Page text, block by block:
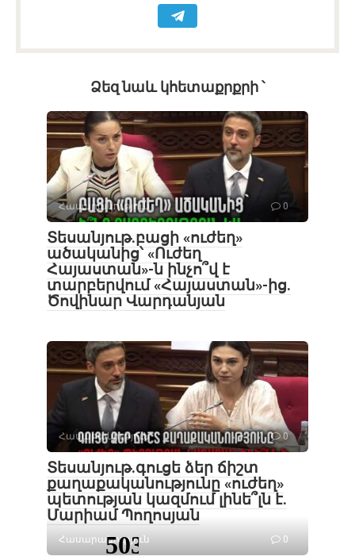
Ձեզ նաև կհետաքրքրի ՝
Հասարակություն 0
Տեսանյութ․բացի «ուժեղ»
ածականից՝ «Ուժեղ
Հայաստան»-ն ինչո՞վ է
տարբերվում «Հայաստան»-ից.
Ծովինար Վարդանյան
Հասարակություն 0
Տեսանյութ․գուցե ձեր ճիշտ
քաղաքականությունը «ուժեղ»
պետության կազմում լինե՞լն է.
Մարիամ Պողոսյան
Հասարակություն 0